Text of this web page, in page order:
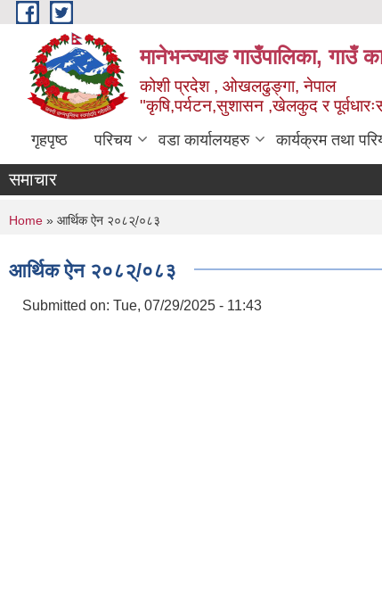
Skip to main content
मानेभन्ज्याङ गाउँपालिका, गाउँ
कोशी प्रदेश , ओखलढुङ्गा, नेपाल
"कृषि,पर्यटन,सुशासन ,खेलकुद र
गृहपृष्ठ परिचय वडा कार्यालयहरु कार्यक्रम तथा
समाचार
You are here
Home » आर्थिक ऐन २०८२्/०८३
आर्थिक ऐन २०८२्/०८३
Submitted on: Tue, 07/29/2025 - 11:43